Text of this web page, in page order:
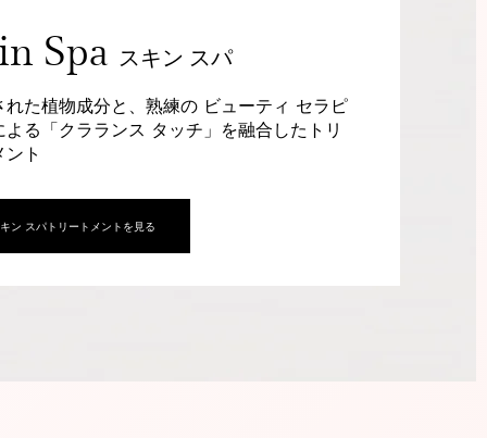
Spa スキン スパ
れた植物成分と、熟練の ビューティ セラピ
よる「クラランス タッチ」を融合したトリ
ント
ン スパトリートメントを見る